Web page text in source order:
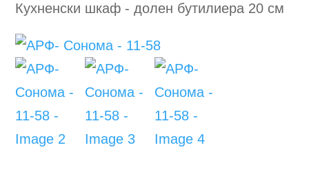
Кухненски шкаф - долен бутилиера 20 см